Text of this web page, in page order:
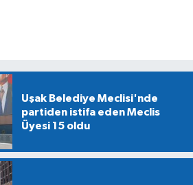
Uşak Belediye Meclisi'nde
partiden istifa eden Meclis
Üyesi 15 oldu